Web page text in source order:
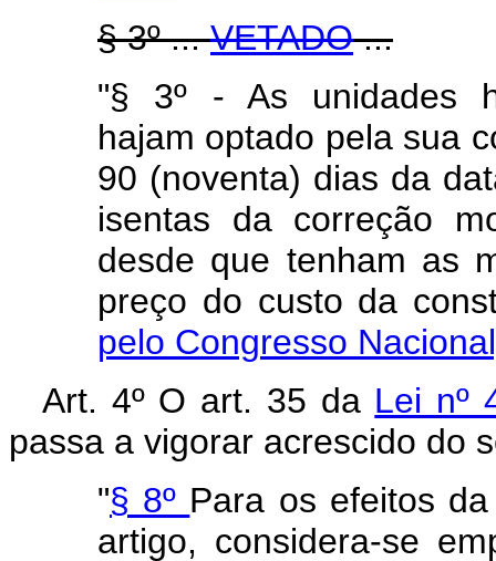
§ 3º ...VETADO...
"§ 3º - As unidades
hajam optado pela sua
90 (noventa) dias da
isentas da correção
desde que tenham as
preço do custo da
pelo Congresso
Art. 4º O art. 35 da Lei nº
passa a vigorar acrescido do
"§ 8º Para os efeitos
artigo, considera-se